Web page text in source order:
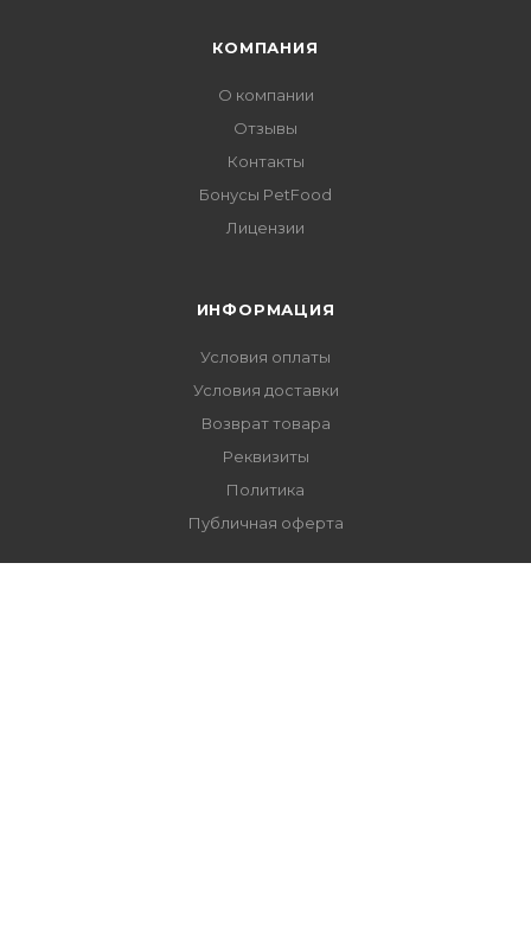
КОМПАНИЯ
О компании
Отзывы
Контакты
Бонусы PetFood
Лицензии
ИНФОРМАЦИЯ
Условия оплаты
Условия доставки
Возврат товара
Реквизиты
Политика
Публичная оферта